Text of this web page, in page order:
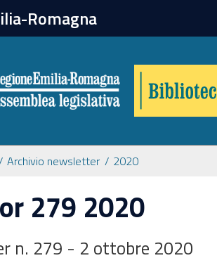
Romagna
Archivio newsletter 2020
279 2020
n. 279 - 2 ottobre 2020